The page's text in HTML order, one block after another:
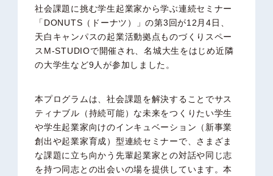
社会課題に挑む学生起業家から学ぶ連続セミナー
「DONUTS（ドーナツ）」の第3回が12月4日、
天白キャンパスの起業活動拠点ものづくりスペー
スM-STUDIOで開催され、名城大生をはじめ近隣
の大学生など9人が参加しました。
本プログラムは、社会課題を解決することでサス
ティナブル（持続可能）な未来をつくりたい学生
や学生起業家向けのインキュベーション（新事業
創出や起業家育成）型連続セミナーで、さまざま
な課題に立ち向かう先輩起業家との対話や同じ志
を持つ同志との出会いの場を提供しています。本